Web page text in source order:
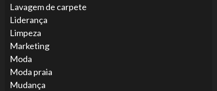
Lavagem de carpete
Liderança
Limpeza
Marketing
Moda
Moda praia
Mudança